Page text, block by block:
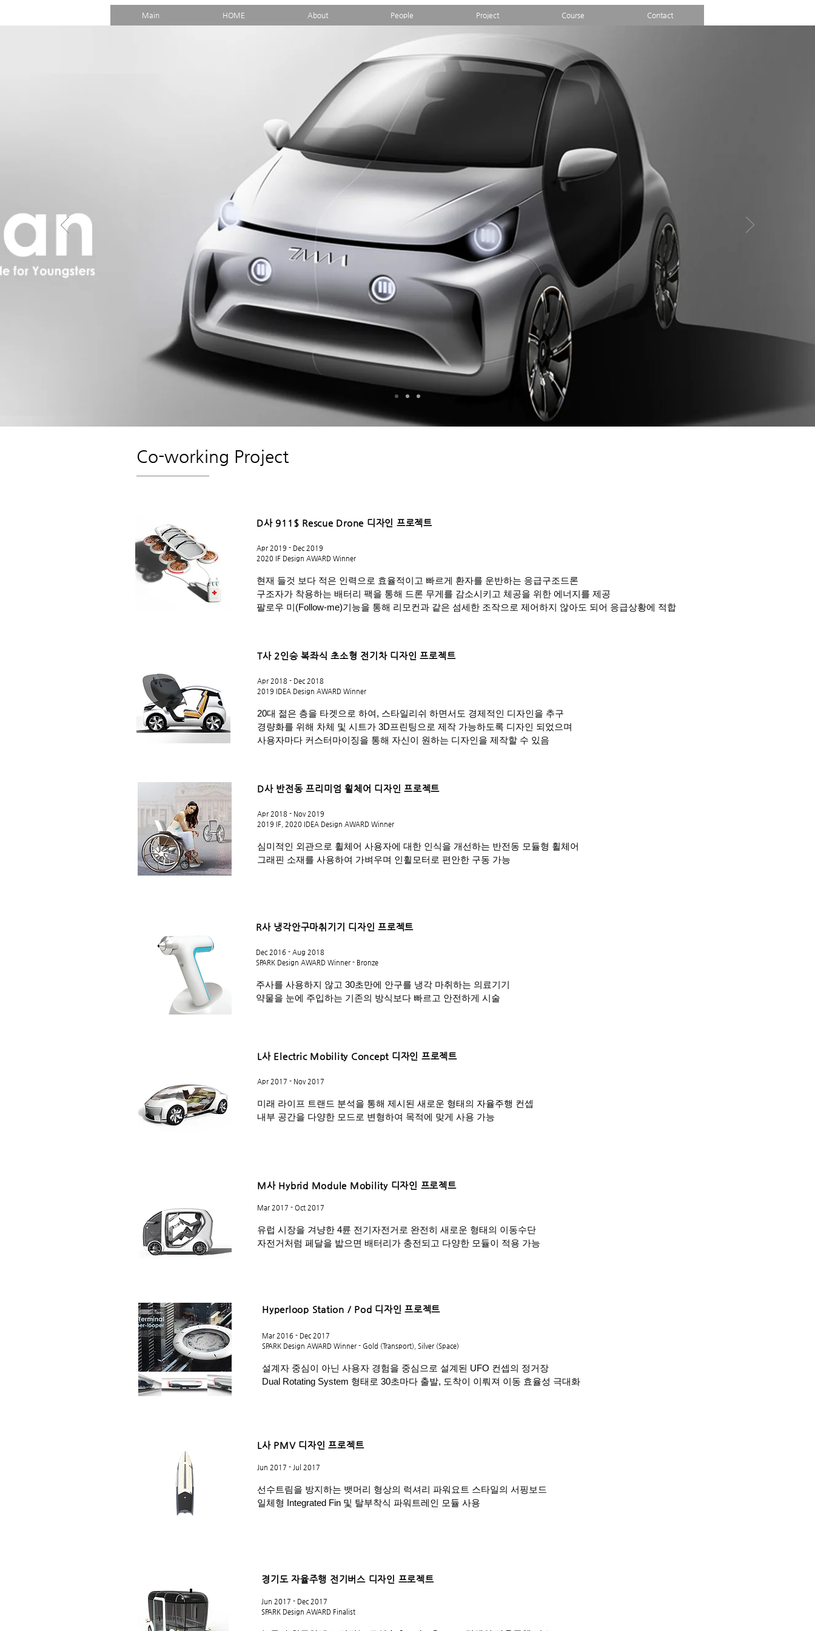
Main HOME About People Project Course Contact
Co-working Project
D사 911$ Rescue Drone 디자인 프로젝트
Apr 2019 - Dec 2019
2020 IF Design AWARD Winner
현재 들것 보다 적은 인력으로 효율적이고 빠르게 환자를 운반하는 응급구조드론
구조자가 착용하는 배터리 팩을 통해 드론 무게를 감소시키고 체공을 위한 에너지를 제공
팔로우 미(Follow-me)기능을 통해 리모컨과 같은 섬세한 조작으로 제어하지 않아도 되어 응급상황에 적합
T사 2인승 복좌식 초소형 전기차 디자인 프로젝트
Apr 2018 - Dec 2018
2019 IDEA Design AWARD Winner
20대 젊은 층을 타겟으로 하여, 스타일리쉬 하면서도 경제적인 디자인을 추구
경량화를 위해 차체 및 시트가 3D프린팅으로 제작 가능하도록 디자인 되었으며
사용자마다 커스터마이징을 통해 자신이 원하는 디자인을 제작할 수 있음
D사 반전동 프리미엄 휠체어 디자인 프로젝트
Apr 2018 - Nov 2019
2019 IF, 2020 IDEA Design AWARD Winner
심미적인 외관으로 휠체어 사용자에 대한 인식을 개선하는 반전동 모듈형 휠체어
그래핀 소재를 사용하여 가벼우며 인휠모터로 편안한 구동 가능
R사 냉각안구마취기기 디자인 프로젝트
Dec 2016 - Aug 2018
SPARK Design AWARD Winner - Bronze
주사를 사용하지 않고 30초만에 안구를 냉각 마취하는 의료기기
약물을 눈에 주입하는 기존의 방식보다 빠르고 안전하게 시술
L사 Electric Mobility Concept 디자인 프로젝트
Apr 2017 - Nov 2017
미래 라이프 트랜드 분석을 통해 제시된 새로운 형태의 자율주행 컨셉
내부 공간을 다양한 모드로 변형하여 목적에 맞게 사용 가능
M사 Hybrid Module Mobility 디자인 프로젝트
Mar 2017 - Oct 2017
유럽 시장을 겨냥한 4륜 전기자전거로 완전히 새로운 형태의 이동수단
자전거처럼 페달을 밟으면 배터리가 충전되고 다양한 모듈이 적용 가능
Hyperloop Station / Pod 디자인 프로젝트
Mar 2016 - Dec 2017
SPARK Design AWARD Winner - Gold (Transport), Silver (Space)
설계자 중심이 아닌 사용자 경험을 중심으로 설계된 UFO 컨셉의 정거장
Dual Rotating System 형태로 30초마다 출발, 도착이 이뤄져 이동 효율성 극대화
L사 PMV 디자인 프로젝트
Jun 2017 - Jul 2017
선수트림을 방지하는 뱃머리 형상의 럭셔리 파워요트 스타일의 서핑보드
일체형 Integrated Fin 및 탈부착식 파워트레인 모듈 사용
경기도 자율주행 전기버스 디자인 프로젝트
Jun 2017 - Dec 2017
SPARK Design AWARD Finalist